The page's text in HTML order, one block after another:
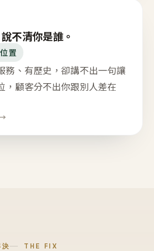
不清你是誰。
置
務、有歷史，卻講不出一句讓
，顧客分不出你跟別人差在
決 THE FIX